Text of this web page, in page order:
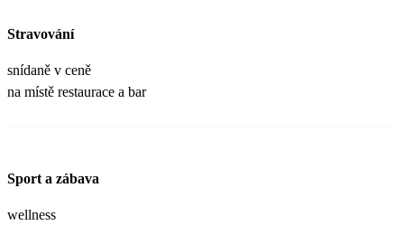
Stravování
snídaně v ceně
na místě restaurace a bar
Sport a zábava
wellness